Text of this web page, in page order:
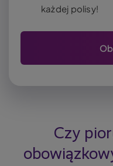
każdej polisy!
Czy